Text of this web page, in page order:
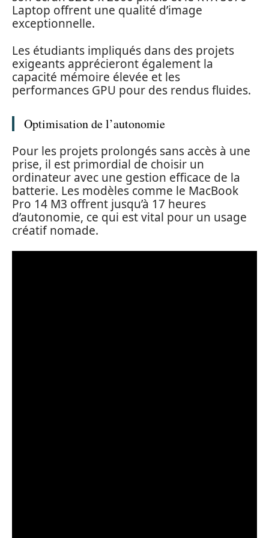
Laptop offrent une qualité d’image
exceptionnelle.
Les étudiants impliqués dans des projets
exigeants apprécieront également la
capacité mémoire élevée et les
performances GPU pour des rendus fluides.
Optimisation de l’autonomie
Pour les projets prolongés sans accès à une
prise, il est primordial de choisir un
ordinateur avec une gestion efficace de la
batterie. Les modèles comme le MacBook
Pro 14 M3 offrent jusqu’à 17 heures
d’autonomie, ce qui est vital pour un usage
créatif nomade.